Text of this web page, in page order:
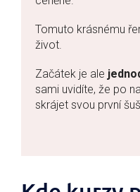
Tomuto krásnému
život.
Začátek je ale
sami uvidíte, že po
skrájet svou první